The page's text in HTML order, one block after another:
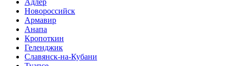
Новороссийск
Армавир
Анапа
Кропоткин
Геленджик
Славянск-на-Кубани